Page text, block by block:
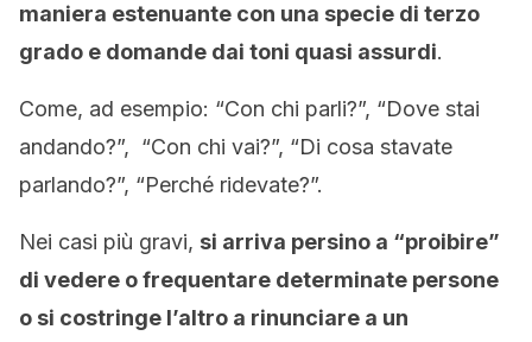
maniera estenuante con una specie di terzo
grado e domande dai toni quasi assurdi.
Come, ad esempio: “Con chi parli?”, “Dove stai
andando?”, “Con chi vai?”, “Di cosa stavate
parlando?”, “Perché ridevate?”.
Nei casi più gravi, si arriva persino a “proibire”
di vedere o frequentare determinate persone
o si costringe l’altro a rinunciare a un